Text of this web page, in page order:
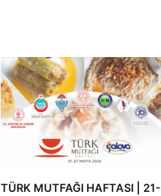
TÜRK MUTFAĞI HAFTASI | 21-